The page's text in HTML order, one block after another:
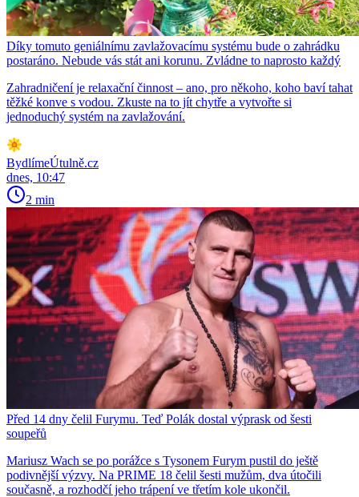
Díky tomuto geniálnímu zavlažovacímu systému bude o zahrádku
postaráno. Nebude vás stát ani korunu. Zvládne to naprosto každý
Zahradničení je relaxační činnost – ano, pro někoho, koho baví tahat
těžké konve s vodou. Zkuste na to jít chytře a vytvořte si
jednoduchý systém na zavlažování.
BydlímeÚtulně.cz
dnes, 10:47
2 min
Před 14 dny čelil Furymu. Teď Polák dostal výprask od šesti
soupeřů
Mariusz Wach se po porážce s Tysonem Furym pustil do ještě
podivnější výzvy. Na PRIME 18 čelil šesti mužům, dva útočili
současně, a rozhodčí jeho trápení ve třetím kole ukončil.